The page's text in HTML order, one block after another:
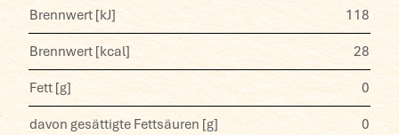
Brennwert [kJ] 118
Brennwert [kcal] 28
Fett [g] 0
davon gesättigte Fettsäuren [g] 0